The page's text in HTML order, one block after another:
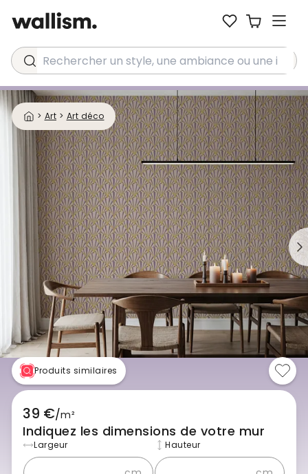
Rechercher un style, une ambiance ou une idée...
> Art > Art déco
Produits similaires
39 €/m²
Indiquez les dimensions de votre mur
Largeur Hauteur